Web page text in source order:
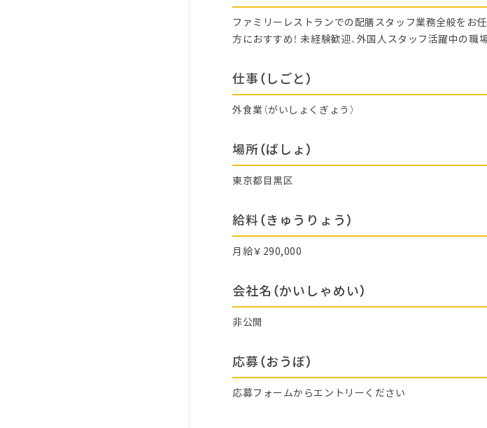
ファミリーレストランでの配膳スタッフ業務全般をお
方におすすめ！ 未経験歓迎、外国人スタッフ活躍中の職場
仕事（しごと）
外食業（がいしょくぎょう）
場所（ばしょ）
東京都目黒区
給料（きゅうりょう）
月給￥290,000
会社名（かいしゃめい）
非公開
応募（おうぼ）
応募フォームからエントリーください